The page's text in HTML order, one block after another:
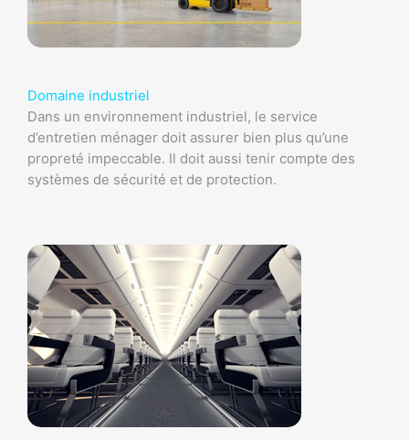
Domaine industriel
Dans un environnement industriel, le service
d’entretien ménager doit assurer bien plus qu’une
propreté impeccable. Il doit aussi tenir compte des
systèmes de sécurité et de protection.